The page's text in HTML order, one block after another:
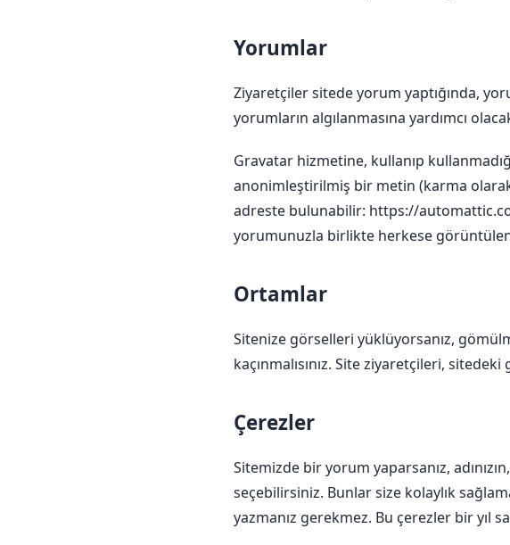
Yorumlar
Ziyaretçiler sitede yorum yaptığında,
yorumların algılanmasına yardımcı
Gravatar hizmetine, kullanıp
anonimleştirilmiş bir metin (karma
adreste bulunabilir: https://
yorumunuzla birlikte herkese
Ortamlar
Sitenize görselleri yüklüyorsanız,
kaçınmalısınız. Site ziyaretçileri,
Çerezler
Sitemizde bir yorum yaparsanız,
seçebilirsiniz. Bunlar size kolaylık
yazmanız gerekmez. Bu çerezler bir yıl